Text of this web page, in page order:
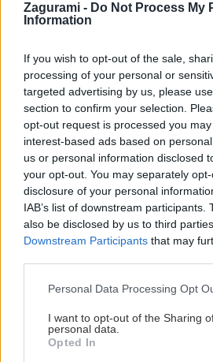
Zagurami - Do Not Process My
Information
If you wish to opt-out of the sale,
processing of your personal or
targeted advertising by us, please
section to confirm your selection.
opt-out request is processed you
interest-based ads based on
us or personal information disclosed
your opt-out. You may separately
disclosure of your personal
IAB’s list of downstream participants.
also be disclosed by us to third
Downstream Participants that may
Personal Data Processing Opt
I want to opt-out of the Sharing
personal data.
Opted In
Krásna a preľudnená
Jaro 3. novembra 2019
budú nadšení. Treba sa však pripraviť na